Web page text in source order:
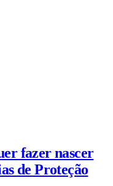
fazer nascer
de Proteção